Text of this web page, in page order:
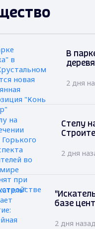
В
2 дня
Стелу
2 дня
базе
2 дня назад